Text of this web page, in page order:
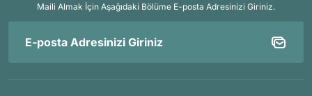
Maili Almak İçin Aşağıdaki Bölüme E-posta Adresinizi Giriniz.